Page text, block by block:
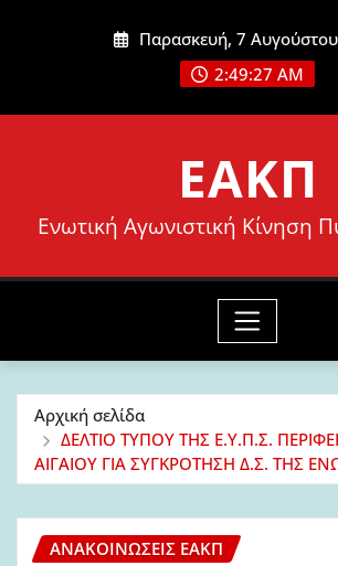
Παρασκευή, 7
2:49:28 AM
ΕΑΚΠ
Ενωτική Αγωνιστική Κίνηση
Αρχική σελίδα
ΔΕΛΤΙΟ ΤΥΠΟΥ ΤΗΣ Ε.Υ.Π.Σ.
ΑΙΓΑΙΟΥ ΓΙΑ ΣΥΓΚΡΟΤΗΣΗ Δ.Σ. ΤΗΣ
ΑΝΑΚΟΙΝΏΣΕΙΣ ΕΑΚΠ